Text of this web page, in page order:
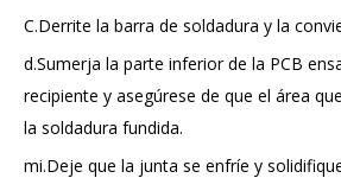
C.Derrite la barra de soldadura y la
d.Sumerja la parte inferior de la PCB
recipiente y asegúrese de que el área
la soldadura fundida.
mi.Deje que la junta se enfríe y